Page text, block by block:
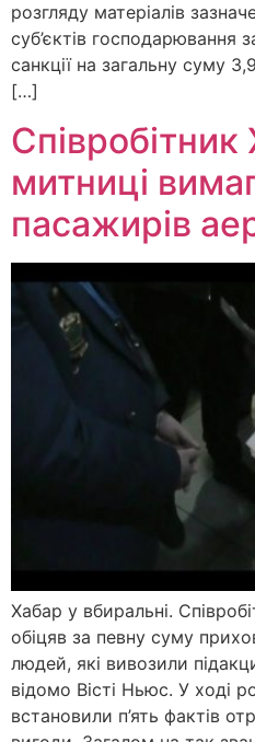
розгляду матеріалів
суб’єктів господарювання
санкції на загальну суму
[…]
Співробітник
митниці
пасажирів
Хабар у вбиральні.
обіцяв за певну суму
людей, які вивозили
відомо Вісті Ньюс. У ході
встановили п’ять фактів